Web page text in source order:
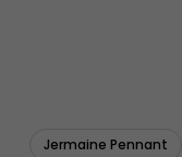
Jermaine Pennant